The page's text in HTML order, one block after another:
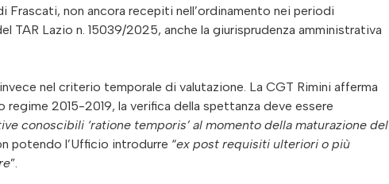
non ancora recepiti nell’ordinamento nei periodi
TAR Lazio n. 15039/2025, anche la giurisprudenza amministrativa
nel criterio temporale di valutazione. La CGT Rimini afferma
2015-2019, la verifica della spettanza deve essere
conoscibili ‘ratione temporis’ al momento della maturazione del
potendo l’Ufficio introdurre “ex post requisiti ulteriori o più
”.